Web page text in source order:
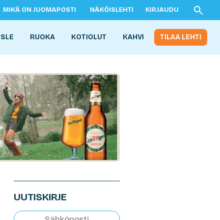
MIKÄ ON JUOMAPOSTI NÄKÖISLEHTI KIRJAUDU
RUOKA KOTIOLUT KAHVI TILAA LEHTI
UUTISKIRJE